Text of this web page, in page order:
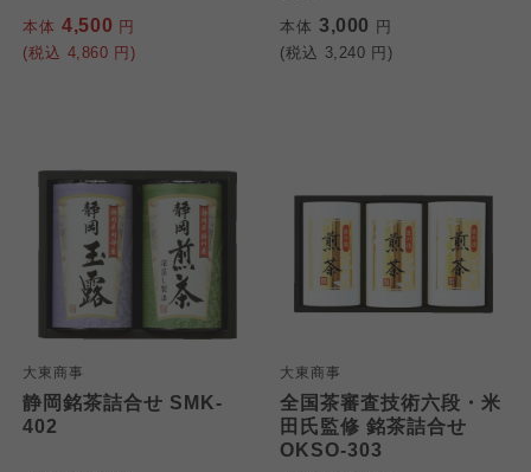
本体 4,500 円
(税込 4,860 円)
本体 3,000 円
(税込 3,240 円)
大東商事
静岡銘茶詰合せ SMK-
402
大東商事
全国茶審査技術六段・米
田氏監修 銘茶詰合せ
OKSO-303